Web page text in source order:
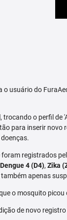
o usuário do
o perfil de
para inserir novo
registrados
Dengue 4 (D4),Zika
apenas
o mosquito
de novo